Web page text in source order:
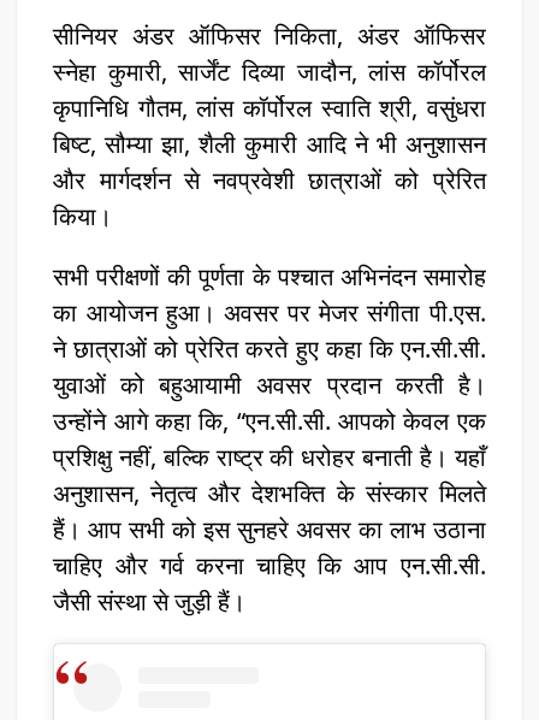
सीनियर अंडर ऑफिसर निकिता, अंडर ऑफिसर
स्नेहा कुमारी, सार्जेंट दिव्या जादौन, लांस कॉर्पोरल
कृपानिधि गौतम, लांस कॉर्पोरल स्वाति श्री, वसुंधरा
बिष्ट, सौम्या झा, शैली कुमारी आदि ने भी अनुशासन
और मार्गदर्शन से नवप्रवेशी छात्राओं को प्रेरित
किया।
सभी परीक्षणों की पूर्णता के पश्चात अभिनंदन समारोह
का आयोजन हुआ। अवसर पर मेजर संगीता पी.एस.
ने छात्राओं को प्रेरित करते हुए कहा कि एन.सी.सी.
युवाओं को बहुआयामी अवसर प्रदान करती है।
उन्होंने आगे कहा कि, “एन.सी.सी. आपको केवल एक
प्रशिक्षु नहीं, बल्कि राष्ट्र की धरोहर बनाती है। यहाँ
अनुशासन, नेतृत्व और देशभक्ति के संस्कार मिलते
हैं। आप सभी को इस सुनहरे अवसर का लाभ उठाना
चाहिए और गर्व करना चाहिए कि आप एन.सी.सी.
जैसी संस्था से जुड़ी हैं।